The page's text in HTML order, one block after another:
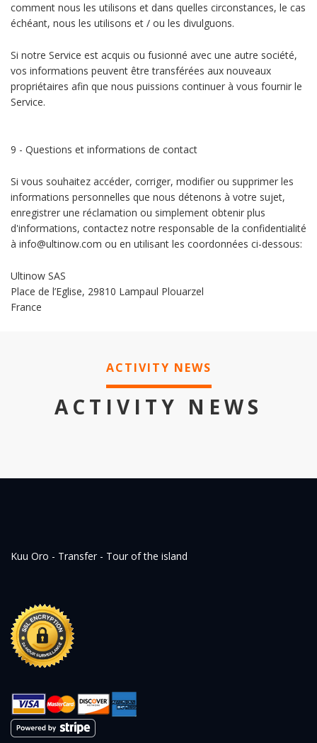
comment nous les utilisons et dans quelles circonstances, le cas
échéant, nous les utilisons et / ou les divulguons.
Si notre Service est acquis ou fusionné avec une autre société,
vos informations peuvent être transférées aux nouveaux
propriétaires afin que nous puissions continuer à vous fournir le
Service.
9 - Questions et informations de contact
Si vous souhaitez accéder, corriger, modifier ou supprimer les
informations personnelles que nous détenons à votre sujet,
enregistrer une réclamation ou simplement obtenir plus
d'informations, contactez notre responsable de la confidentialité
à info@ultinow.com ou en utilisant les coordonnées ci-dessous:
Ultinow SAS
Place de l’Eglise, 29810 Lampaul Plouarzel
France
ACTIVITY NEWS
ACTIVITY NEWS
Kuu Oro - Transfer - Tour of the island